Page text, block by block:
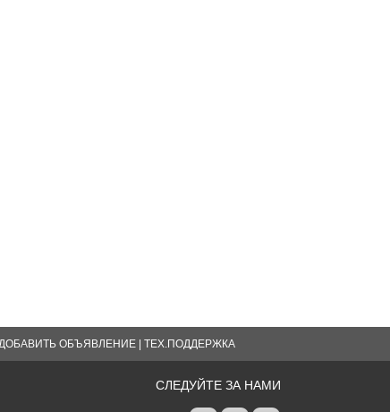
ОБЪЯВЛЕНИЕ ТЕХ.ПОДДЕРЖКА
СЛЕДУЙТЕ ЗА НАМИ